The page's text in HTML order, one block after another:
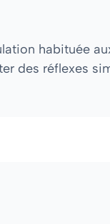
habituée
des réflexes